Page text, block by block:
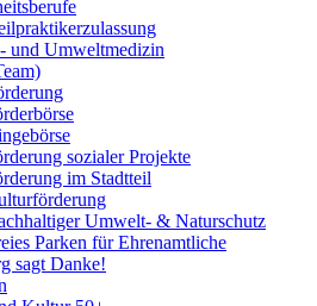
und Umweltmedizin
sozialer Projekte
im Stadtteil
Umwelt- & Naturschutz
Parken für Ehrenamtliche
sagt Danke!